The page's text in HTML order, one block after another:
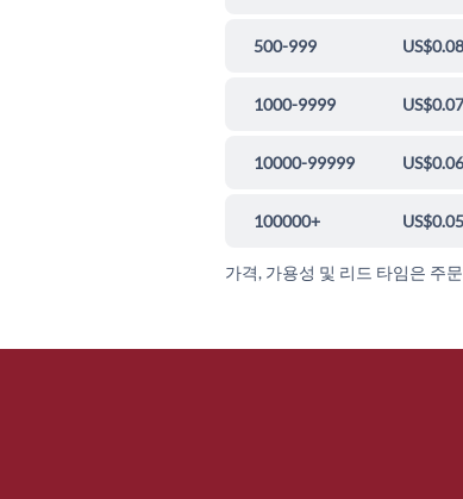
500-999
1000-9999
10000-99999
100000+
가격, 가용성 및 리드 타임은 주